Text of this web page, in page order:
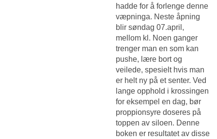
hadde for å forlenge denne
væpninga. Neste åpning
blir søndag 07.april,
mellom kl. Noen ganger
trenger man en som kan
pushe, lære bort og
veilede, spesielt hvis man
er helt ny på et senter. Ved
lange opphold i krossingen
for eksempel en dag, bør
proppionsyre doseres på
toppen av siloen. Denne
boken er resultatet av disse